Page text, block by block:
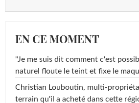
EN CE MOMENT
"Je me suis dit comment c'est
naturel floute le teint et fixe le
Christian Louboutin, multi-
terrain qu'il a acheté dans cette